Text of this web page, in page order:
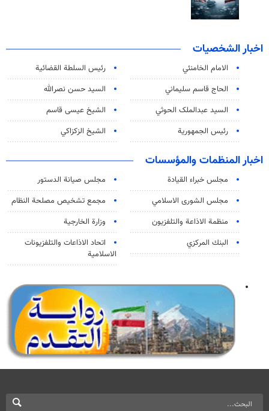
اخبار الشخصيات
الامام الخامنئي
رئیس السلطة القضائیة
الحاج قاسم سليماني
السيد حسن نصرالله
السید عبدالملک الحوثي
الشيخ عيسى قاسم
رئيس الجمهورية
الشيخ الزكزاكي
اخبار المنظمات والمؤسسات
مجلس خبراء القيادة
مجلس صيانة الدستور
مجلس الشورى الاسلامي
مجمع تشخيص مصلحة النظام
منظمة الاذاعة والتلفزیون
وزارة الخارجية
البنك المركزي
اتحاد الاذاعات والتلفزيونات
الاسلامية